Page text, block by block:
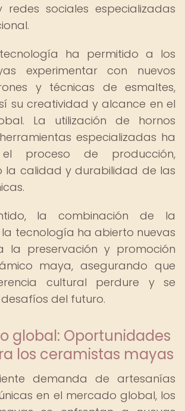
redes sociales especializadas
ha permitido a los
experimentar con nuevos
y técnicas de esmaltes,
su creatividad y alcance en el
La utilización de hornos
especializadas ha
el proceso de producción,
la calidad y durabilidad de las
la combinación de la
tecnología ha abierto nuevas
la preservación y promoción
maya, asegurando que
cultural perdure y se
del futuro.
global: Oportunidades
los ceramistas mayas
demanda de artesanías
en el mercado global, los